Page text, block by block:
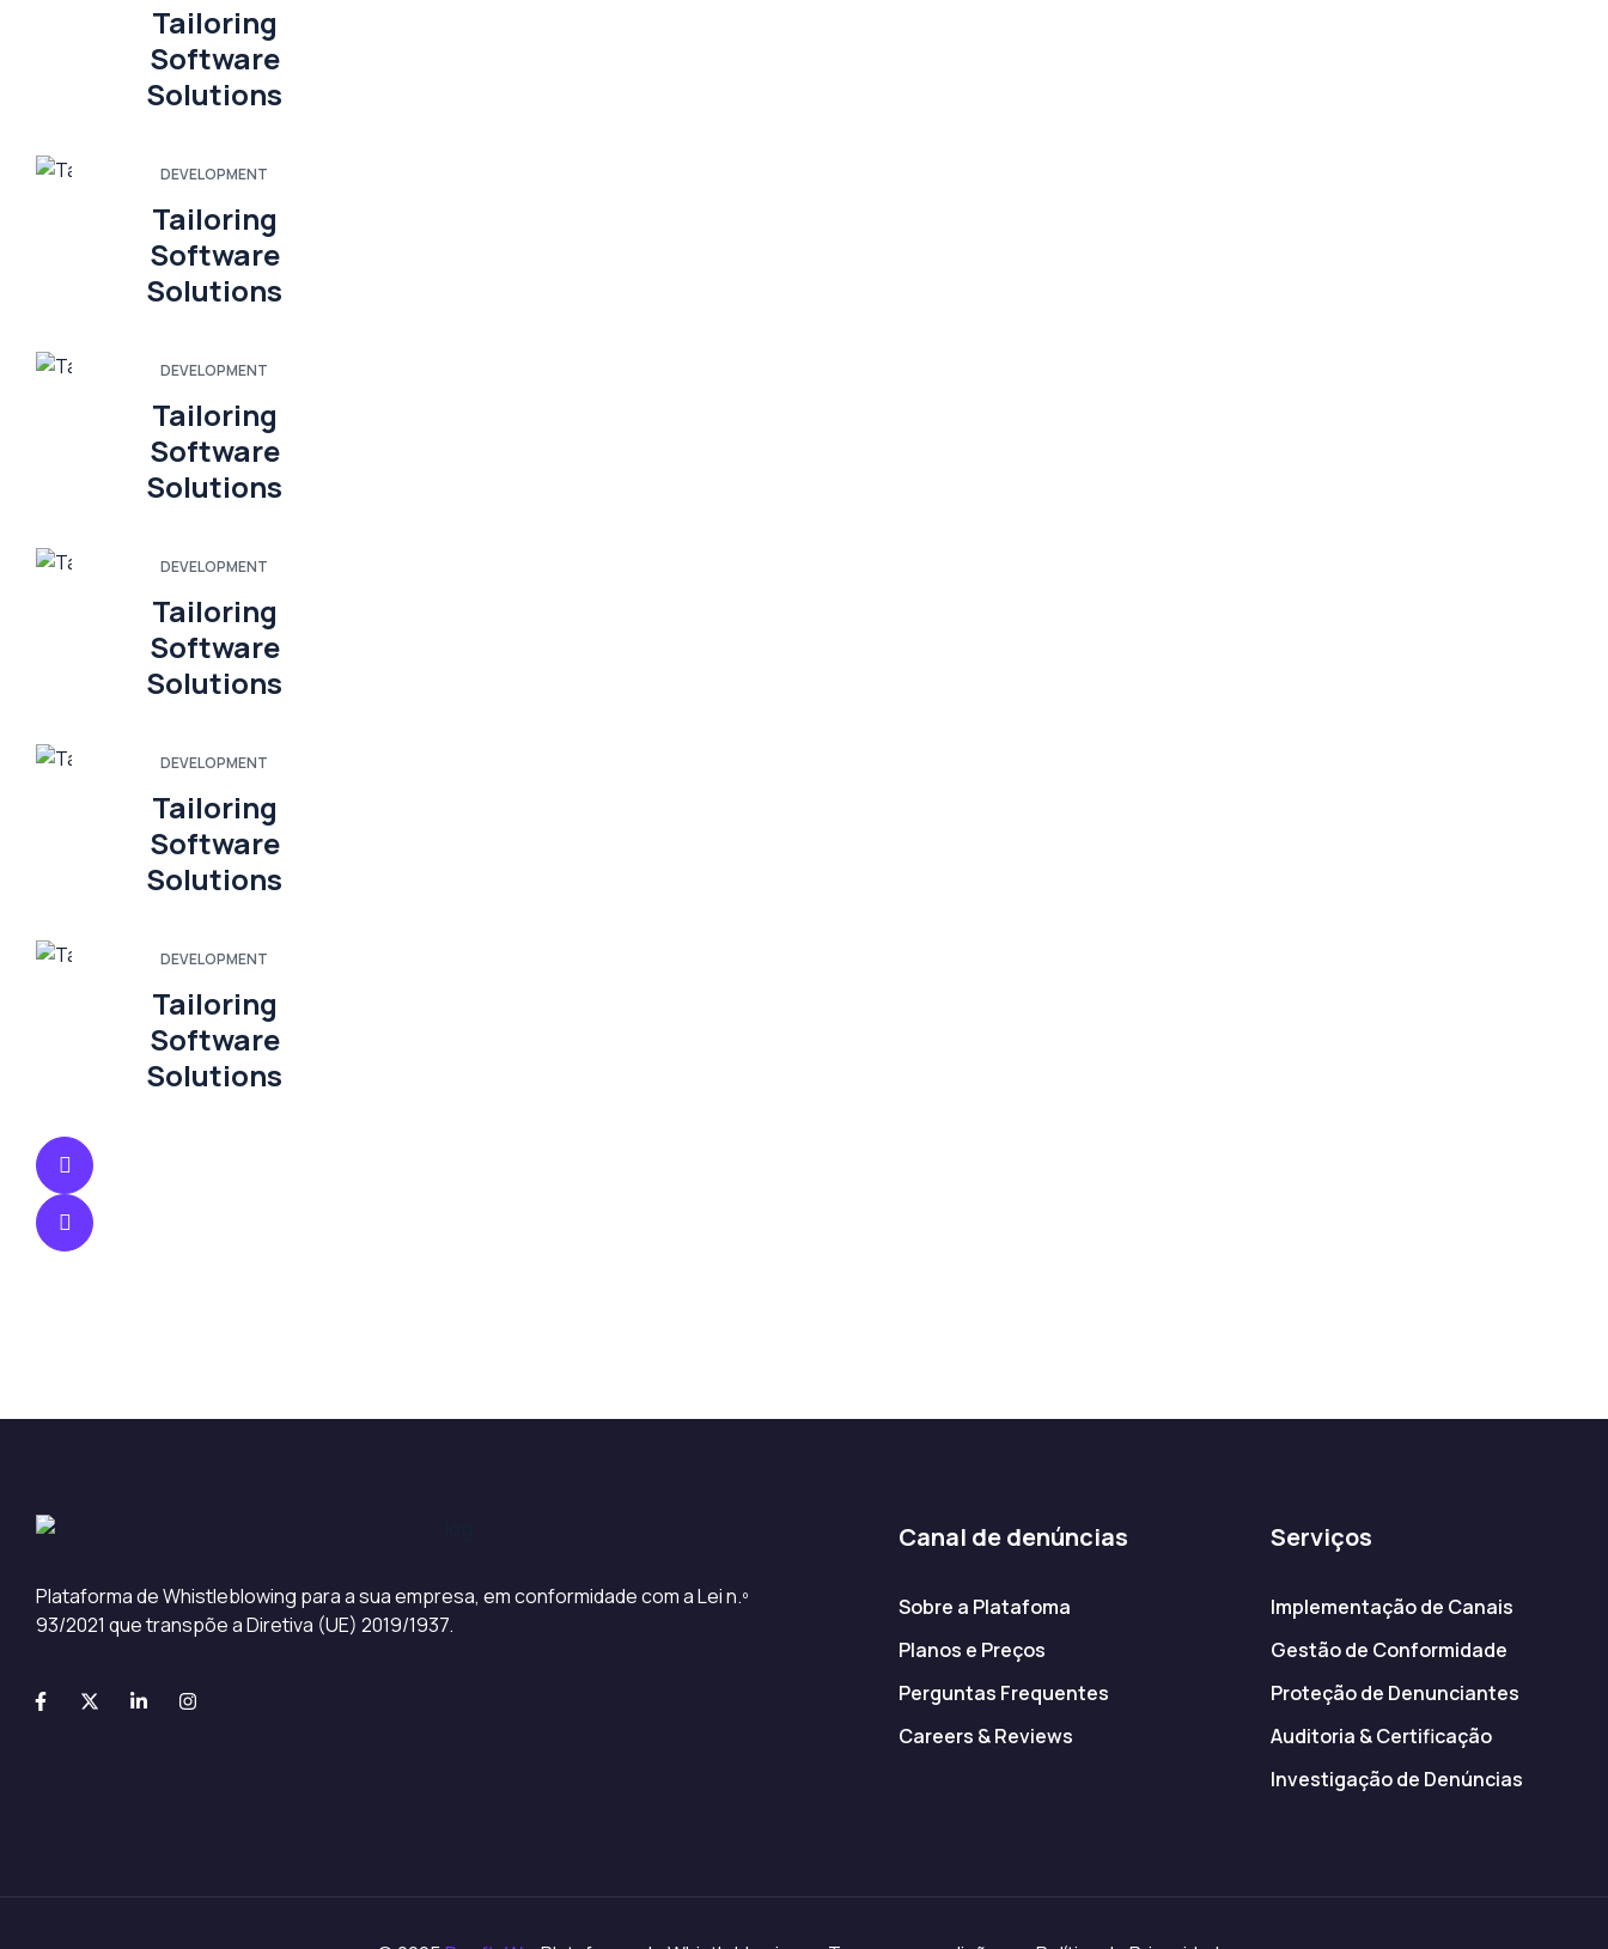
Tailoring
Software
Solutions
DEVELOPMENT
Tailoring
Software
Solutions
DEVELOPMENT
Tailoring
Software
Solutions
DEVELOPMENT
Tailoring
Software
Solutions
DEVELOPMENT
Tailoring
Software
Solutions
DEVELOPMENT
Tailoring
Software
Solutions
Plataforma de Whistleblowing para a sua empresa, em conformidade com a Lei n.º
93/2021 que transpõe a Diretiva (UE) 2019/1937.
Canal de denúncias
Sobre a Platafoma
Planos e Preços
Perguntas Frequentes
Careers & Reviews
Serviços
Implementação de Canais
Gestão de Conformidade
Proteção de Denunciantes
Auditoria & Certificação
Investigação de Denúncias